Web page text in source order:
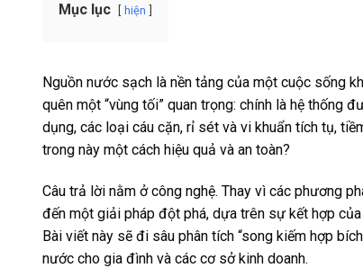
Mục lục hiện
Nguồn nước sạch là nền tảng của một cuộc sống
quên một “vùng tối” quan trọng: chính là hệ thống
dụng, các loại cáu cặn, rỉ sét và vi khuẩn tích tụ,
trong này một cách hiệu quả và an toàn?
Câu trả lời nằm ở công nghệ. Thay vì các phương
đến một giải pháp đột phá, dựa trên sự kết hợp
Bài viết này sẽ đi sâu phân tích “song kiếm hợp
nước cho gia đình và các cơ sở kinh doanh.